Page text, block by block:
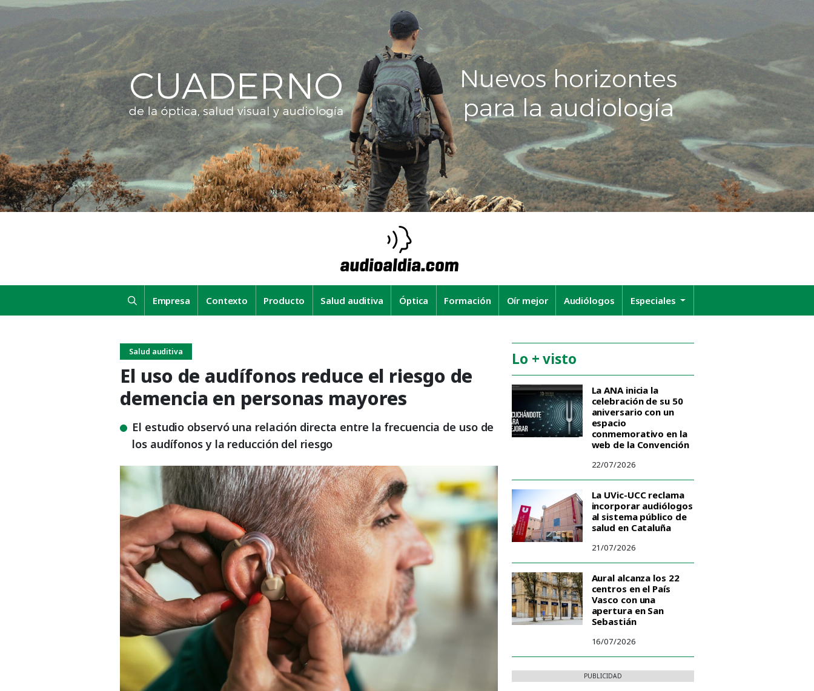
Empresa Contexto Producto Salud auditiva Óptica Formación Oír mejor Audiólogos Especiales
Salud auditiva
El uso de audífonos reduce el riesgo de
demencia en personas mayores
El estudio observó una relación directa entre la frecuencia de uso de
los audífonos y la reducción del riesgo
Lo + visto
La ANA inicia la
celebración de su 50
aniversario con un
espacio
conmemorativo en la
web de la Convención
22/07/2026
La UVic-UCC reclama
incorporar audiólogos
al sistema público de
salud en Cataluña
21/07/2026
Aural alcanza los 22
centros en el País
Vasco con una
apertura en San
Sebastián
16/07/2026
PUBLICIDAD